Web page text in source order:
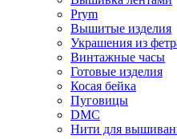
Prym
Вышитые изделия
Украшения из
Винтажные часы
Готовые изделия
Косая бейка
Пуговицы
DMC
Нити для